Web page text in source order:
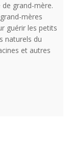
grand-mère.
mères
guérir les petits
naturels du
et autres